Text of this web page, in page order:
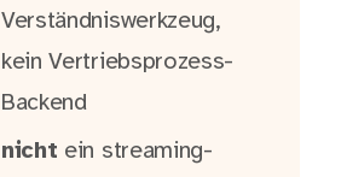
Verständniswerkzeug,
kein Vertriebsprozess-
Backend
nicht ein streaming-